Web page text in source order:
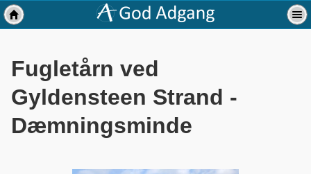
Fugletårn ved
Gyldensteen Strand -
Dæmningsminde